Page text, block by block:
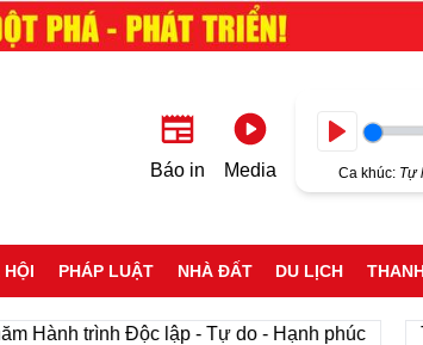
Báo in Media Ca khúc: Tự
HỘI PHÁP LUẬT NHÀ ĐẤT DU LỊCH
Hành trình Độc lập - Tự do - Hạnh phúc